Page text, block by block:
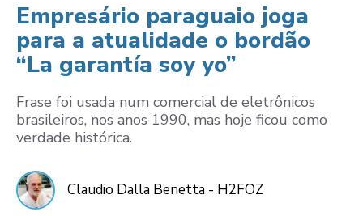
Empresário paraguaio joga
para a atualidade o bordão
“La garantía soy yo”
Frase foi usada num comercial de eletrônicos
brasileiros, nos anos 1990, mas hoje ficou como
verdade histórica.
Claudio Dalla Benetta - H2FOZ